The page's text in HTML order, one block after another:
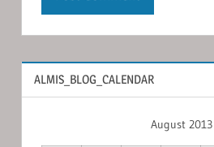
ALMIS_BLOG_CALENDAR
August 2013